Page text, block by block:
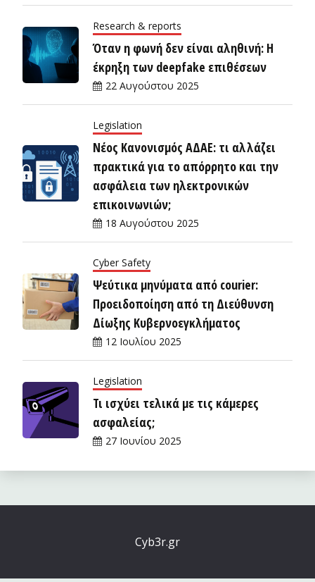
Research & reports
Όταν η φωνή δεν είναι αληθινή: Η
έκρηξη των deepfake επιθέσεων
22 Αυγούστου 2025
Legislation
Νέος Κανονισμός ΑΔΑΕ: τι αλλάζει
πρακτικά για το απόρρητο και την
ασφάλεια των ηλεκτρονικών
επικοινωνιών;
18 Αυγούστου 2025
Cyber Safety
Ψεύτικα μηνύματα από courier:
Προειδοποίηση από τη Διεύθυνση
Δίωξης Κυβερνοεγκλήματος
12 Ιουλίου 2025
Legislation
Τι ισχύει τελικά με τις κάμερες
ασφαλείας;
27 Ιουνίου 2025
Cyb3r.gr